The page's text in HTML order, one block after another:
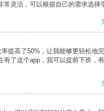
常灵活，可以根据自己的需求选择
提高了50%，让我能够更轻松地完
有了这个app，我可以提前下班，